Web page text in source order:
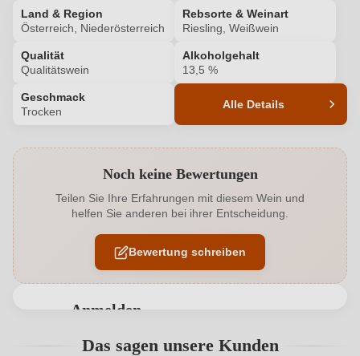
Land & Region
Österreich, Niederösterreich
Rebsorte & Weinart
Riesling, Weißwein
Qualität
Qualitätswein
Alkoholgehalt
13,5 %
Geschmack
Trocken
Alle Details
Alkoholgehalt in % 13,5 %
Allergene Enthält Sulfite
Ausbau Edelstahltank
Noch keine Bewertungen
Teilen Sie Ihre Erfahrungen mit diesem Wein und
helfen Sie anderen bei ihrer Entscheidung.
Bewertung schreiben
Anmelden
Benutzern abgegeben werden. Bitte loggen Sie sich
Das sagen unsere Kunden